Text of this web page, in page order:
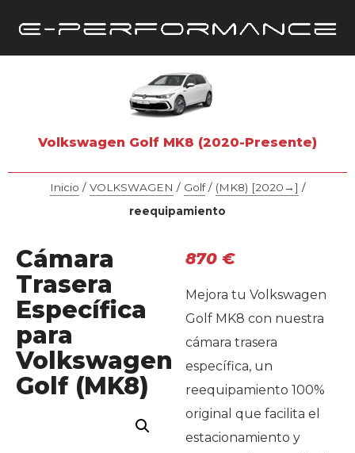
Volkswagen Golf MK8 (2020-Presente)
Inicio / VOLKSWAGEN / Golf/ (MK8) [2020→] /
reequipamiento
Cámara
Trasera
Específica
para
Volkswagen
Golf (MK8)
870 €
Mejora tu Volkswagen
Golf MK8 con nuestra
cámara trasera
específica, un
reequipamiento 100%
original que facilita el
estacionamiento y